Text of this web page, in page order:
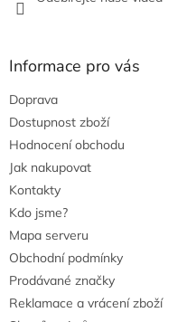
Informace pro vás
Doprava
Dostupnost zboží
Hodnocení obchodu
Jak nakupovat
Kontakty
Kdo jsme?
Mapa serveru
Obchodní podmínky
Prodávané značky
Reklamace a vrácení zboží